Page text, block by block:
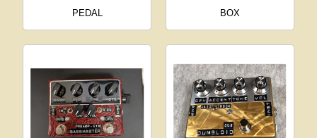
PEDAL
BOX